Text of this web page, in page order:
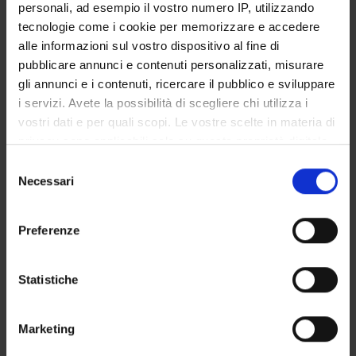
personali, ad esempio il vostro numero IP, utilizzando
tecnologie come i cookie per memorizzare e accedere
alle informazioni sul vostro dispositivo al fine di
pubblicare annunci e contenuti personalizzati, misurare
gli annunci e i contenuti, ricercare il pubblico e sviluppare
i servizi. Avete la possibilità di scegliere chi utilizza i
vostri dati e per quali scopi. Le vostre scelte in materia di
privacy sono applicabili solo su questa proprietà digitale
modificare o revocare il proprio consenso in qualsiasi
momento dalla Dichiarazione sui cookie o facendo clic
raccogliere informazioni sulla tua posizione
geografica, con un'approssimazione di qualche
Identificare il tuo dispositivo, scansionandolo
delNecessari
Preferenze
Statistiche
Marketing
Dipartimenti associati
Management
Macro area
Scienze Giuridiche ed Economiche
Economica
Come iscriversi
Piani didattici
Calendario esami